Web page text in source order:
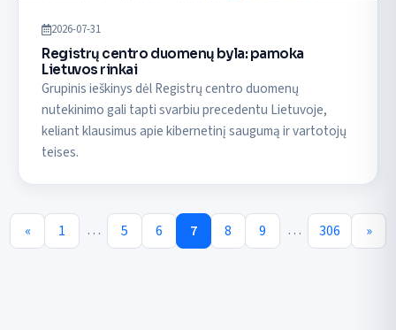
2026-07-31
Registrų centro duomenų byla: pamoka
Lietuvos rinkai
Grupinis ieškinys dėl Registrų centro duomenų
nutekinimo gali tapti svarbiu precedentu Lietuvoje,
keliant klausimus apie kibernetinį saugumą ir vartotojų
teises.
« 1 … 5 6 7 8 9 … 306 »